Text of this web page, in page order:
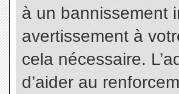
à un bannissement
avertissement à
cela nécessaire.
d’aider au